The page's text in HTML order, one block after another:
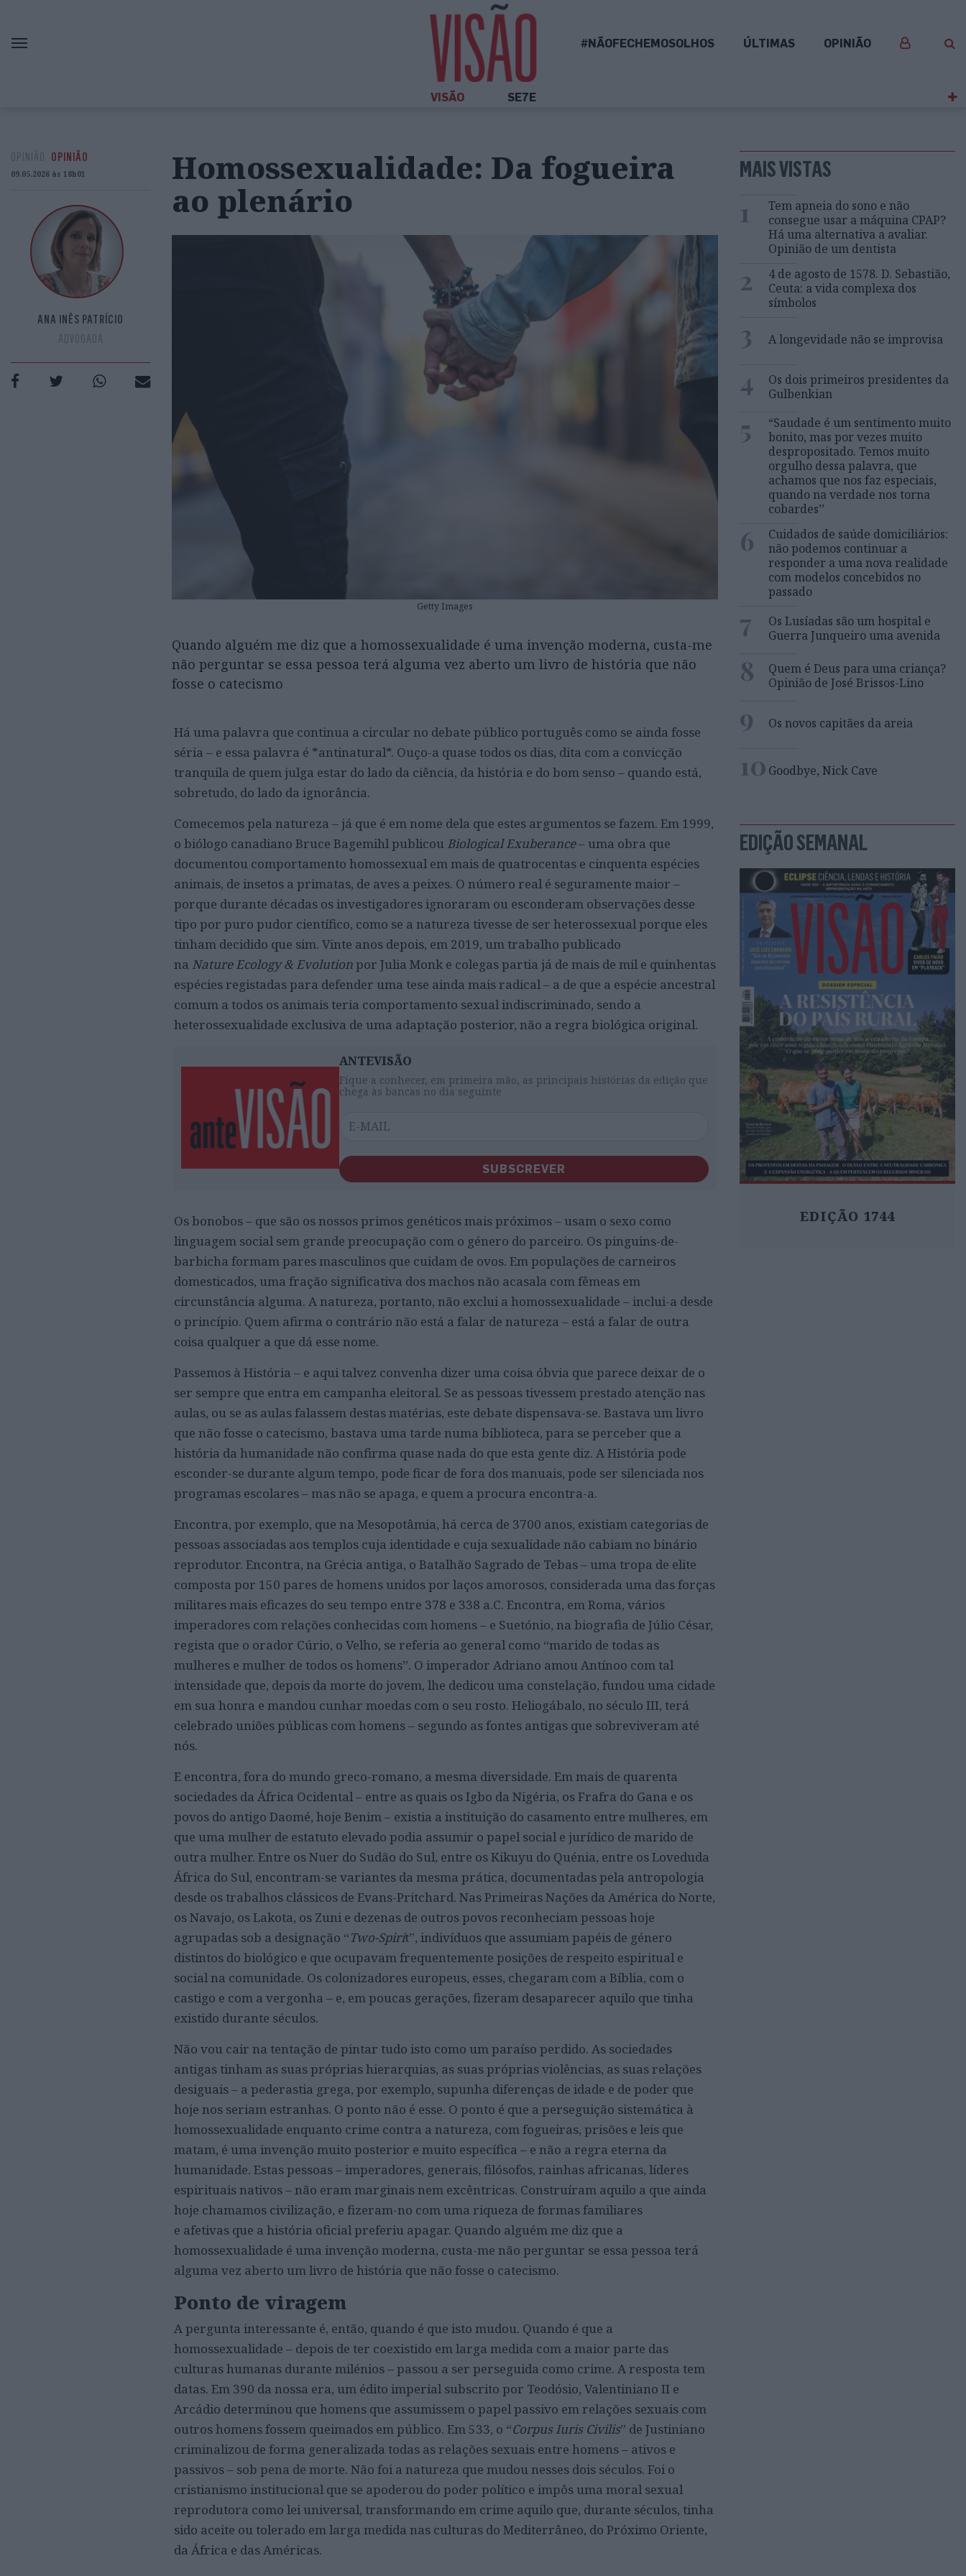
#NÃOFECHEMOSOLHOS ÚLTIMAS OPINIÃO
VISÃO SE7E
OPINIÃO OPINIÃO
09.05.2026 às 18h01
ANA INÊS PATRÍCIO
ADVOGADA
Homossexualidade: Da fogueira
ao plenário
Getty Images
Quando alguém me diz que a homossexualidade é uma invenção moderna, custa-me
não perguntar se essa pessoa terá alguma vez aberto um livro de história que não
fosse o catecismo
Há uma palavra que continua a circular no debate público português como se ainda fosse
séria – e essa palavra é *antinatural*. Ouço-a quase todos os dias, dita com a convicção
tranquila de quem julga estar do lado da ciência, da história e do bom senso – quando está,
sobretudo, do lado da ignorância.
Comecemos pela natureza – já que é em nome dela que estes argumentos se fazem. Em 1999,
o biólogo canadiano Bruce Bagemihl publicou Biological Exuberance– uma obra que
documentou comportamento homossexual em mais de quatrocentas e cinquenta espécies
animais, de insetos a primatas, de aves a peixes. O número real é seguramente maior –
porque durante décadas os investigadores ignoraram ou esconderam observações desse
tipo por puro pudor científico, como se a natureza tivesse de ser heterossexual porque eles
tinham decidido que sim. Vinte anos depois, em 2019, um trabalho publicado
na Nature Ecology & Evolutionpor Julia Monk e colegas partia já de mais de mil e quinhentas
espécies registadas para defender uma tese ainda mais radical – a de que a espécie ancestral
comum a todos os animais teria comportamento sexual indiscriminado, sendo a
heterossexualidade exclusiva de uma adaptação posterior, não a regra biológica original.
ANTEVISÃO
Fique a conhecer, em primeira mão, as principais histórias da edição que
chega às bancas no dia seguinte
SUBSCREVER
Os bonobos – que são os nossos primos genéticos mais próximos – usam o sexo como
linguagem social sem grande preocupação com o género do parceiro. Os pinguins-de-
barbicha formam pares masculinos que cuidam de ovos. Em populações de carneiros
domesticados, uma fração significativa dos machos não acasala com fêmeas em
circunstância alguma. A natureza, portanto, não exclui a homossexualidade – inclui-a desde
o princípio. Quem afirma o contrário não está a falar de natureza – está a falar de outra
coisa qualquer a que dá esse nome.
Passemos à História – e aqui talvez convenha dizer uma coisa óbvia que parece deixar de o
ser sempre que entra em campanha eleitoral. Se as pessoas tivessem prestado atenção nas
aulas, ou se as aulas falassem destas matérias, este debate dispensava-se. Bastava um livro
que não fosse o catecismo, bastava uma tarde numa biblioteca, para se perceber que a
história da humanidade não confirma quase nada do que esta gente diz. A História pode
esconder-se durante algum tempo, pode ficar de fora dos manuais, pode ser silenciada nos
programas escolares – mas não se apaga, e quem a procura encontra-a.
Encontra, por exemplo, que na Mesopotâmia, há cerca de 3700 anos, existiam categorias de
pessoas associadas aos templos cuja identidade e cuja sexualidade não cabiam no binário
reprodutor. Encontra, na Grécia antiga, o Batalhão Sagrado de Tebas – uma tropa de elite
composta por 150 pares de homens unidos por laços amorosos, considerada uma das forças
militares mais eficazes do seu tempo entre 378 e 338 a.C. Encontra, em Roma, vários
imperadores com relações conhecidas com homens – e Suetónio, na biografia de Júlio César,
regista que o orador Cúrio, o Velho, se referia ao general como “marido de todas as
mulheres e mulher de todos os homens”. O imperador Adriano amou Antínoo com tal
intensidade que, depois da morte do jovem, lhe dedicou uma constelação, fundou uma cidade
em sua honra e mandou cunhar moedas com o seu rosto. Heliogábalo, no século III, terá
celebrado uniões públicas com homens – segundo as fontes antigas que sobreviveram até
nós.
E encontra, fora do mundo greco-romano, a mesma diversidade. Em mais de quarenta
sociedades da África Ocidental – entre as quais os Igbo da Nigéria, os Frafra do Gana e os
povos do antigo Daomé, hoje Benim – existia a instituição do casamento entre mulheres, em
que uma mulher de estatuto elevado podia assumir o papel social e jurídico de marido de
outra mulher. Entre os Nuer do Sudão do Sul, entre os Kikuyu do Quénia, entre os Loveduda
África do Sul, encontram-se variantes da mesma prática, documentadas pela antropologia
desde os trabalhos clássicos de Evans-Pritchard. Nas Primeiras Nações da América do Norte,
os Navajo, os Lakota, os Zuni e dezenas de outros povos reconheciam pessoas hoje
agrupadas sob a designação “Two-Spirit”, indivíduos que assumiam papéis de género
distintos do biológico e que ocupavam frequentemente posições de respeito espiritual e
social na comunidade. Os colonizadores europeus, esses, chegaram com a Bíblia, com o
castigo e com a vergonha – e, em poucas gerações, fizeram desaparecer aquilo que tinha
existido durante séculos.
Não vou cair na tentação de pintar tudo isto como um paraíso perdido. As sociedades
antigas tinham as suas próprias hierarquias, as suas próprias violências, as suas relações
desiguais – a pederastia grega, por exemplo, supunha diferenças de idade e de poder que
hoje nos seriam estranhas. O ponto não é esse. O ponto é que a perseguição sistemática à
homossexualidade enquanto crime contra a natureza, com fogueiras, prisões e leis que
matam, é uma invenção muito posterior e muito específica – e não a regra eterna da
humanidade. Estas pessoas – imperadores, generais, filósofos, rainhas africanas, líderes
espirituais nativos – não eram marginais nem excêntricas. Construíram aquilo a que ainda
hoje chamamos civilização, e fizeram-no com uma riqueza de formas familiares
e afetivas que a história oficial preferiu apagar. Quando alguém me diz que a
homossexualidade é uma invenção moderna, custa-me não perguntar se essa pessoa terá
alguma vez aberto um livro de história que não fosse o catecismo.
Ponto de viragem
A pergunta interessante é, então, quando é que isto mudou. Quando é que a
homossexualidade – depois de ter coexistido em larga medida com a maior parte das
culturas humanas durante milénios – passou a ser perseguida como crime. A resposta tem
datas. Em 390 da nossa era, um édito imperial subscrito por Teodósio, Valentiniano II e
Arcádio determinou que homens que assumissem o papel passivo em relações sexuais com
outros homens fossem queimados em público. Em 533, o “Corpus Iuris Civilis” de Justiniano
criminalizou de forma generalizada todas as relações sexuais entre homens – ativos e
passivos – sob pena de morte. Não foi a natureza que mudou nesses dois séculos. Foi o
cristianismo institucional que se apoderou do poder político e impôs uma moral sexual
reprodutora como lei universal, transformando em crime aquilo que, durante séculos, tinha
sido aceite ou tolerado em larga medida nas culturas do Mediterrâneo, do Próximo Oriente,
da África e das Américas.
MAIS VISTAS
1
Tem apneia do sono e não
consegue usar a máquina CPAP?
Há uma alternativa a avaliar.
Opinião de um dentista
2
4 de agosto de 1578. D. Sebastião,
Ceuta: a vida complexa dos
símbolos
3 A longevidade não se improvisa
4
Os dois primeiros presidentes da
Gulbenkian
5
“Saudade é um sentimento muito
bonito, mas por vezes muito
despropositado. Temos muito
orgulho dessa palavra, que
achamos que nos faz especiais,
quando na verdade nos torna
cobardes’’
6
Cuidados de saúde domiciliários:
não podemos continuar a
responder a uma nova realidade
com modelos concebidos no
passado
7
Os Lusíadas são um hospital e
Guerra Junqueiro uma avenida
8
Quem é Deus para uma criança?
Opinião de José Brissos-Lino
9 Os novos capitães da areia
10 Goodbye, Nick Cave
EDIÇÃO SEMANAL
EDIÇÃO 1744